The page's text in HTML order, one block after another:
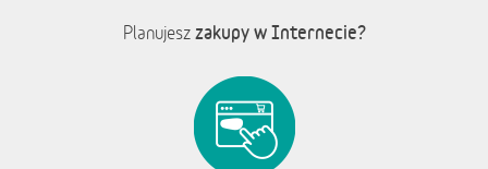
Planujesz zakupy w Internecie?